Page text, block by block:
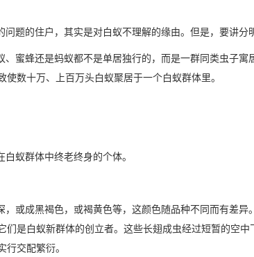
题的住户，其实是对白蚁不理解的缘由。但是，要讲分
蜜蜂还是蚂蚁都不是单居独行的，而是一群同类虫子
数十万、上百万头白蚁聚居于一个白蚁群体里。
蚁群体中终老终身的个体。
或成黑褐色，或褐黄色等，这颜色随品种不同而有差
是白蚁新群体的创立者。这些长翅成虫经过短暂的空
行交配繁衍。